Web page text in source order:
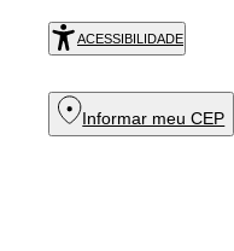
ACESSIBILIDADE
Informar meu CEP